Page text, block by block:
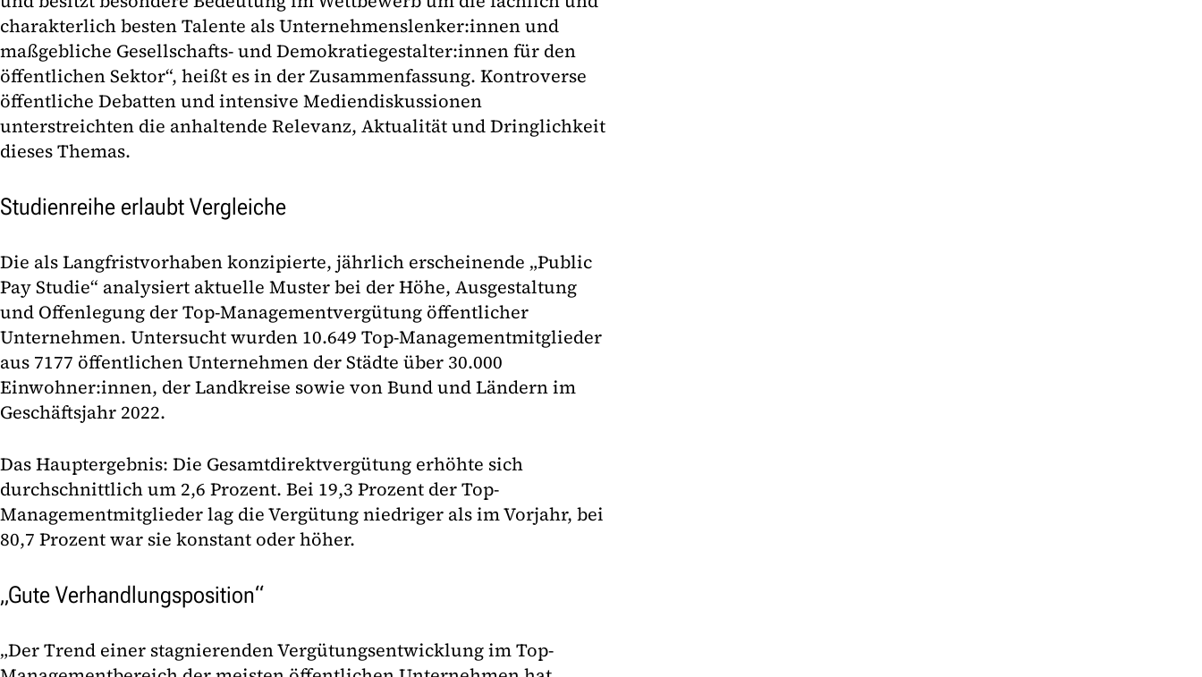
charakterlich besten Talente als Unternehmenslenker:innen und
maßgebliche Gesellschafts- und Demokratiegestalter:innen für den
öffentlichen Sektor“, heißt es in der Zusammenfassung. Kontroverse
öffentliche Debatten und intensive Mediendiskussionen
unterstreichten die anhaltende Relevanz, Aktualität und Dringlichkeit
dieses Themas.
Studienreihe erlaubt Vergleiche
Die als Langfristvorhaben konzipierte, jährlich erscheinende „Public
Pay Studie“ analysiert aktuelle Muster bei der Höhe, Ausgestaltung
und Offenlegung der Top-Managementvergütung öffentlicher
Unternehmen. Untersucht wurden 10.649 Top-Managementmitglieder
aus 7177 öffentlichen Unternehmen der Städte über 30.000
Einwohner:innen, der Landkreise sowie von Bund und Ländern im
Geschäftsjahr 2022.
Das Hauptergebnis: Die Gesamtdirektvergütung erhöhte sich
durchschnittlich um 2,6 Prozent. Bei 19,3 Prozent der Top-
Managementmitglieder lag die Vergütung niedriger als im Vorjahr, bei
80,7 Prozent war sie konstant oder höher.
„Gute Verhandlungsposition“
„Der Trend einer stagnierenden Vergütungsentwicklung im Top-